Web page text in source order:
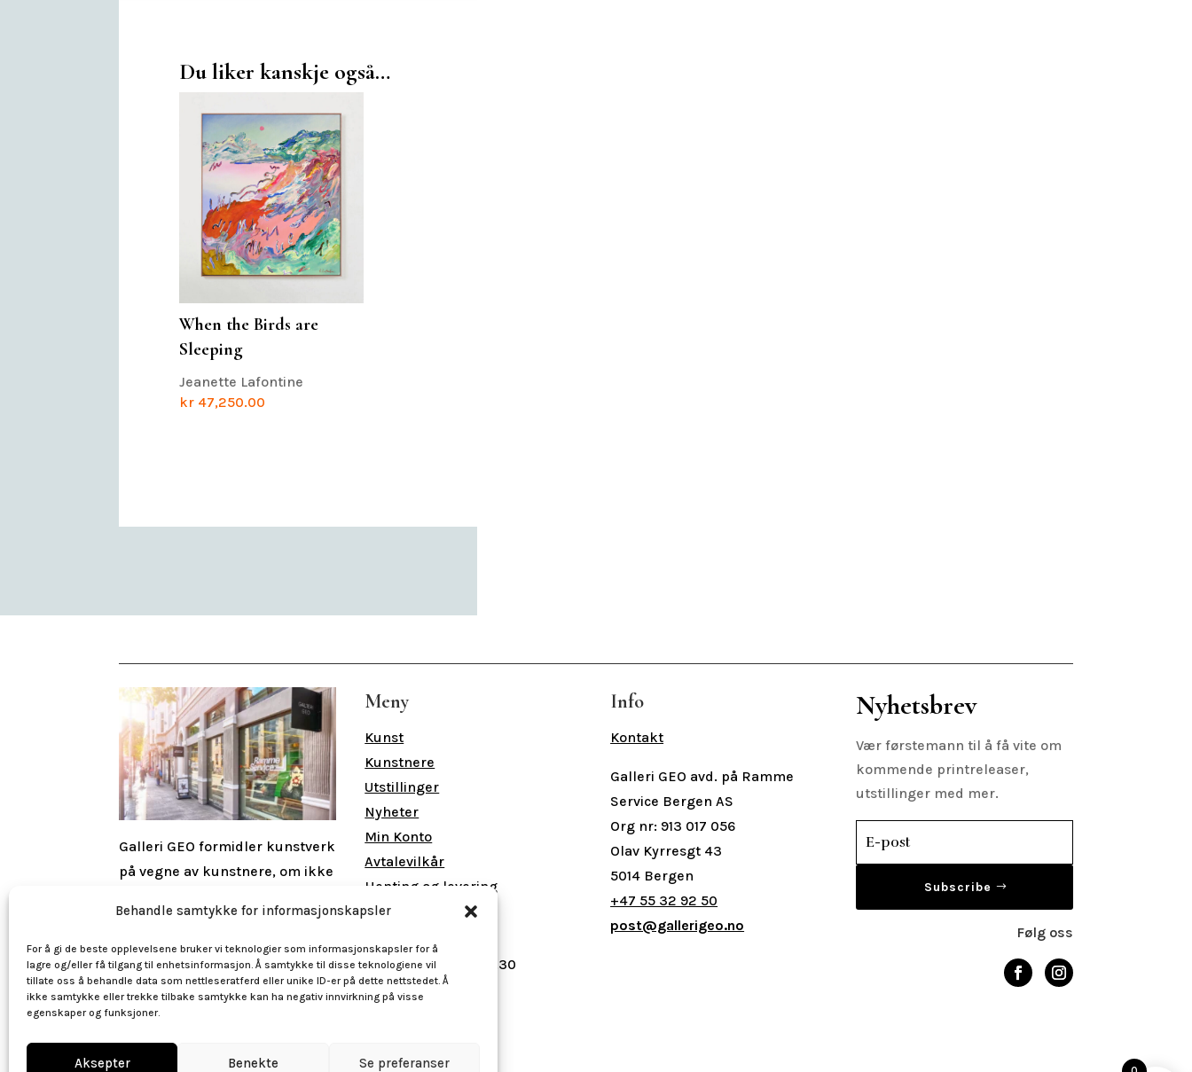
Behandle samtykke for informasjonskapsler
For å gi de beste opplevelsene bruker vi teknologier som informasjonskapsler for å
lagre og/eller få tilgang til enhetsinformasjon. Å samtykke til disse teknologiene vil
tillate oss å behandle data som nettleseratferd eller unike ID-er på dette nettstedet. Å
ikke samtykke eller trekke tilbake samtykke kan ha negativ innvirkning på visse
egenskaper og funksjoner.
Aksepter Benekte Se preferanser
Du liker kanskje også…
When the Birds are
Sleeping
Jeanette Lafontine
kr47,250.00
Galleri GEO formidler kunstverk
på vegne av kunstnere, om ikke
GEO opptrer som kunstners
mellommann og kunstner er
den juridiske eieren av
kunstverket inntil det er solgt.
Meny
Kunst
Kunstnere
Utstillinger
Nyheter
Min Konto
Avtalevilkår
Henting og levering
Man - Fre 09.00 - 16.30
Lørdag 10.00 - 15.00
Info
Kontakt
Galleri GEO avd. på Ramme
Service Bergen AS
Org nr: 913 017 056
Olav Kyrresgt 43
5014 Bergen
+47 55 32 92 50
post@gallerigeo.no
Nyhetsbrev
Vær førstemann til å få vite om
kommende printreleaser,
utstillinger med mer.
Subscribe
Følg oss